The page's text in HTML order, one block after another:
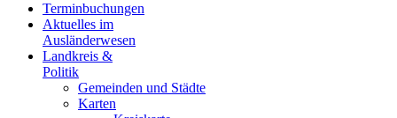
Terminbuchungen
Aktuelles im
Ausländerwesen
Landkreis &
Politik
Gemeinden und Städte
Karten